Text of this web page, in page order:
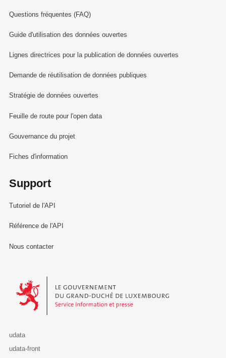
Questions fréquentes (FAQ)
Guide d'utilisation des données ouvertes
Lignes directrices pour la publication de données ouvertes
Demande de réutilisation de données publiques
Stratégie de données ouvertes
Feuille de route pour l'open data
Gouvernance du projet
Fiches d'information
Support
Tutoriel de l'API
Référence de l'API
Nous contacter
Le Gouvernement du Grand-Duché de Luxembourg - Service
udata
udata-front